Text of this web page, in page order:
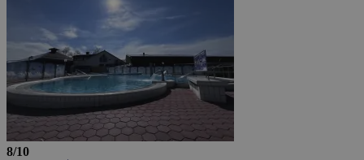
8/10